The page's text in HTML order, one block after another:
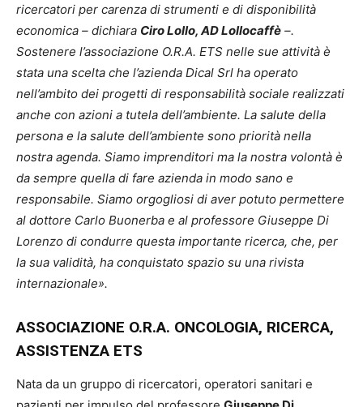
ricercatori per carenza di strumenti e di disponibilità
economica – dichiara Ciro Lollo, AD Lollocaffè –.
Sostenere l’associazione O.R.A. ETS nelle sue attività è
stata una scelta che l’azienda Dical Srl ha operato
nell’ambito dei progetti di responsabilità sociale realizzati
anche con azioni a tutela dell’ambiente. La salute della
persona e la salute dell’ambiente sono priorità nella
nostra agenda. Siamo imprenditori ma la nostra volontà è
da sempre quella di fare azienda in modo sano e
responsabile. Siamo orgogliosi di aver potuto permettere
al dottore Carlo Buonerba e al professore Giuseppe Di
Lorenzo di condurre questa importante ricerca, che, per
la sua validità, ha conquistato spazio su una rivista
internazionale».
ASSOCIAZIONE O.R.A. ONCOLOGIA, RICERCA,
ASSISTENZA ETS
Nata da un gruppo di ricercatori, operatori sanitari e